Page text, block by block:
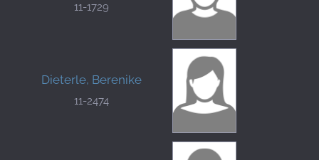
11-1729
Dieterle, Berenike
11-2474